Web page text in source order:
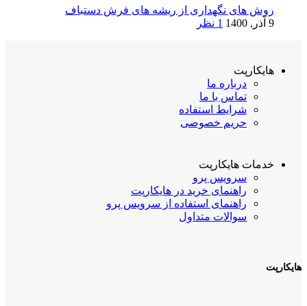
روش های نگهداری از ریشه های فرش دستباف
9 آذر, 1400
1 نظر
هایکارپت
درباره ما
تماس با ما
شرایط استفاده
حریم خصوصی
خدمات هایکارپت
سرویس پرو
راهنمای خرید در هایکارپت
راهنمای استفاده از سرویس پرو
سوالات متداول
هایکارپت